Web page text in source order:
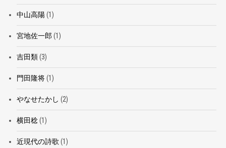
中山高陽(1)
宮地佐一郎 (1)
吉田類(3)
門田隆将(1)
やなせたかし (2)
横田稔(1)
近現代の詩歌 (1)